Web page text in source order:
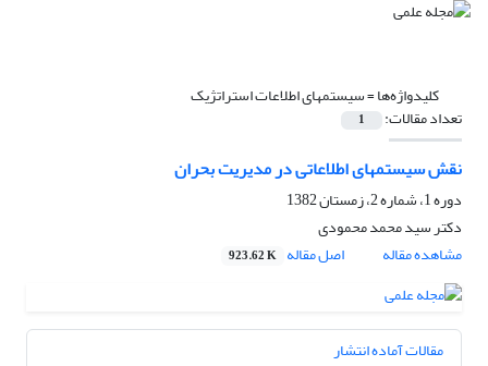
کلیدواژه‌ها =سیستمهای اطلاعات استراتژیک
تعداد مقالات: 1
نقش سیستمهای اطلاعاتی در مدیریت بحران
دوره 1، شماره 2، زمستان 1382
دکتر سید محمد محمودی
مشاهده مقاله
اصل مقاله 923.62 K
مقالات آماده انتشار